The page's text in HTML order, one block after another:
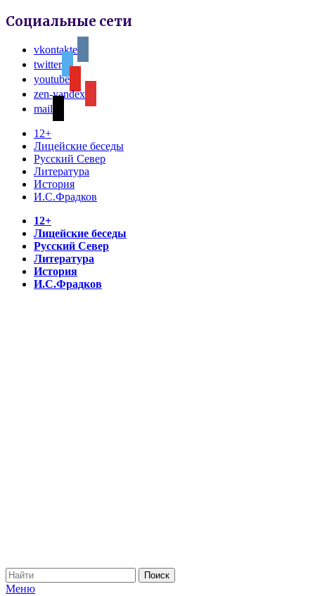
Социальные сети
vkontakte
twitter
youtube
zen-yandex
mail
12+
Лицейские беседы
Русский Север
Литература
История
И.С.Фрадков
12+
Лицейские беседы
Русский Север
Литература
История
И.С.Фрадков
Меню